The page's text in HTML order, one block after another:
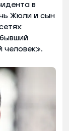
в
Жюли и сын
человек».